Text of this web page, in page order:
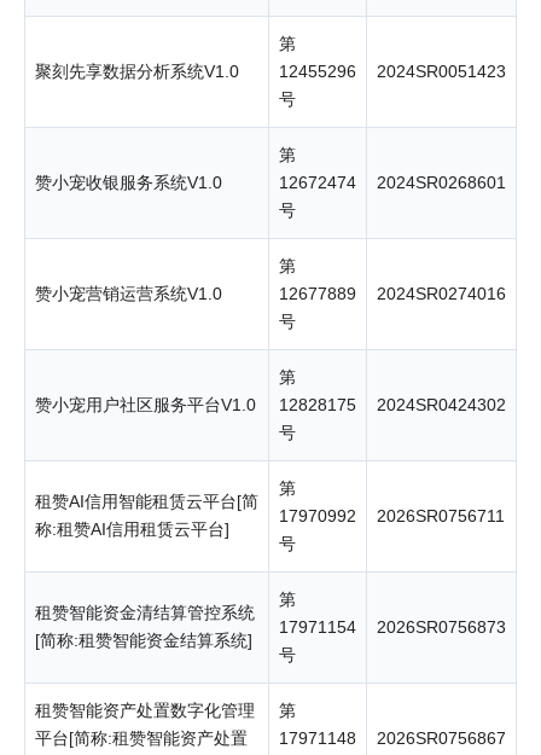
聚刻先享数据分析系统V1.0
第
12455296
号
2024SR0051423
赞小宠收银服务系统V1.0
第
12672474
号
2024SR0268601
赞小宠营销运营系统V1.0
第
12677889
号
2024SR0274016
赞小宠用户社区服务平台V1.0
第
12828175
号
2024SR0424302
租赞AI信用智能租赁云平台[简
称:租赞AI信用租赁云平台]
第
17970992
号
2026SR0756711
租赞智能资金清结算管控系统
[简称:租赞智能资金结算系统]
第
17971154
号
2026SR0756873
租赞智能资产处置数字化管理
平台[简称:租赞智能资产处置
第
17971148
2026SR0756867